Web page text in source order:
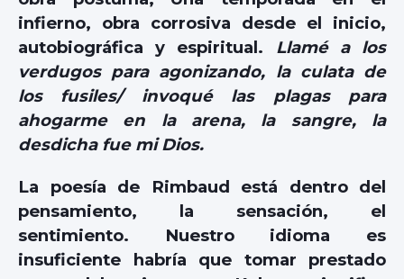
infierno, obra corrosiva desde el inicio,
autobiográfica y espiritual. Llamé a los
verdugos para agonizando, la culata de
los fusiles/ invoqué las plagas para
ahogarme en la arena, la sangre, la
desdicha fue mi Dios.
La poesía de Rimbaud está dentro del
pensamiento, la sensación, el
sentimiento. Nuestro idioma es
insuficiente habría que tomar prestado